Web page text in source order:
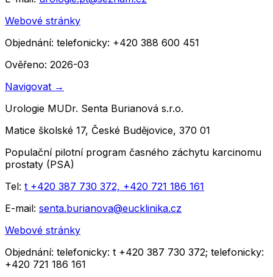
Webové stránky
Objednání: telefonicky: +420 388 600 451
Ověřeno: 2026-03
Navigovat →
Urologie MUDr. Senta Burianová s.r.o.
Matice školské 17, České Budějovice, 370 01
Populační pilotní program časného záchytu karcinomu
prostaty (PSA)
Tel: t +420 387 730 372, +420 721 186 161
E-mail: senta.burianova@eucklinika.cz
Webové stránky
Objednání: telefonicky: t +420 387 730 372; telefonicky:
+420 721 186 161